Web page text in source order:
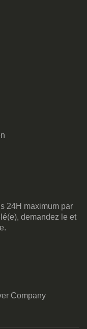
24H maximum par
demandez le et
Company